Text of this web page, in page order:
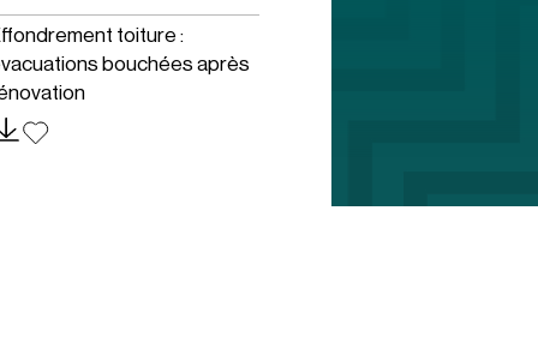
toiture :
bouchées après